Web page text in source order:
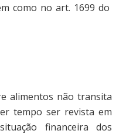
como no art. 1699 do
alimentos não transita
tempo ser revista em
financeira dos